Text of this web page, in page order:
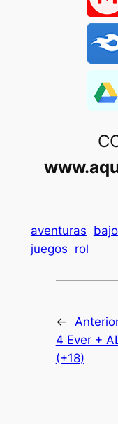
aventuras
juegos rol
←
4 Ever +
(+18)